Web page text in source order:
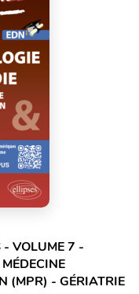
- VOLUME 7 -
(MPR) - GÉRIATRIE